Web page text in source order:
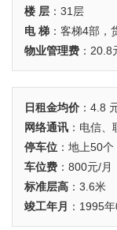
楼 层 ：31层
电 梯 ：客梯4部，
物业管理费 ：20.8
日租金均价 ：4.8
网络通讯 ：电信
停车位 ：地上50
车位费 ：800元/月
标准层高 ：3.6米
竣工年月
：1995